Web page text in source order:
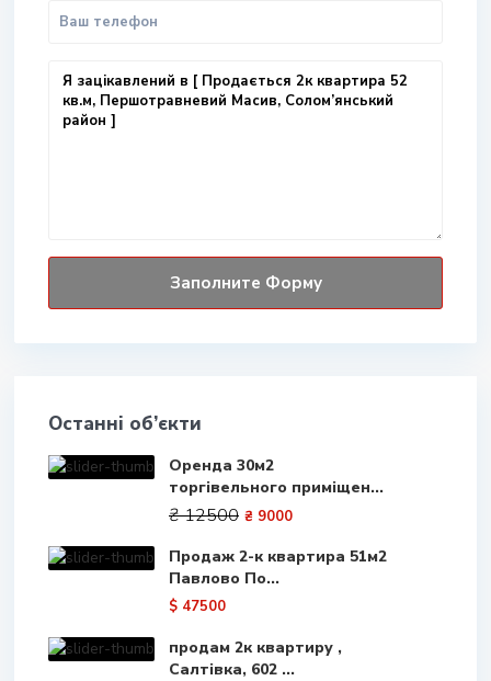
Останні об’єкти
Оренда 30м2
торгівельного приміщен...
₴ 12500 ₴ 9000
Продаж 2-к квартира 51м2
Павлово По...
$ 47500
продам 2к квартиру ,
Салтівка, 602 ...